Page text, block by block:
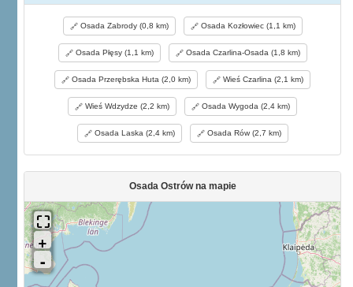
Osada Zabrody (0,8 km) Osada Kozłowiec (1,1 km)
Osada Płęsy (1,1 km) Osada Czarlina-Osada (1,8 km)
Osada Przerębska Huta (2,0 km) Wieś Czarlina (2,1 km)
Wieś Wdzydze (2,2 km) Osada Wygoda (2,4 km)
Osada Laska (2,4 km) Osada Rów (2,7 km)
Osada Ostrów na mapie